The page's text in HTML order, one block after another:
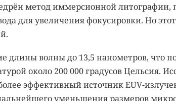
метод иммерсионной литографии,
для увеличения фокусировки. Но
волны до 13,5 нанометров, что
около 200 000 градусов Цельсия.
эффективный источник EUV-
уменьшения размеров